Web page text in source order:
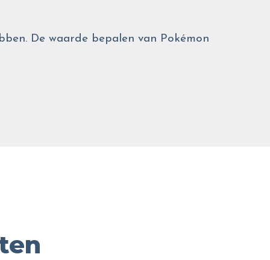
De waarde bepalen van Pokémon